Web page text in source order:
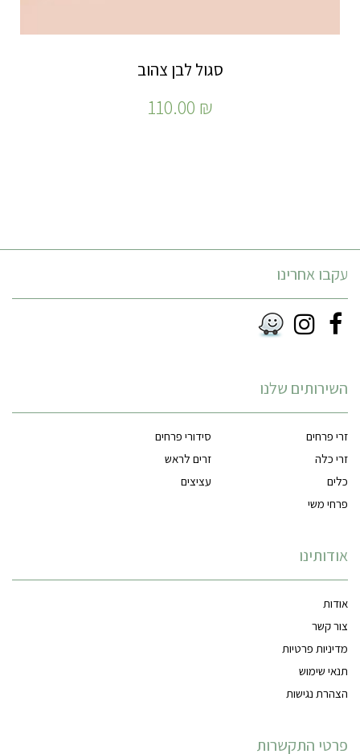
סגול לבן צהוב
110.00 ₪
עקבו אחרינו
השירותים שלנו
זרי פרחים
סידורי פרחים
זרי כלה
זרים לראש
כלים
עציצים
פרחי משי
אודותינו
אודות
צור קשר
מדיניות פרטיות
תנאי שימוש
הצהרת נגישות
פרטי התקשרות